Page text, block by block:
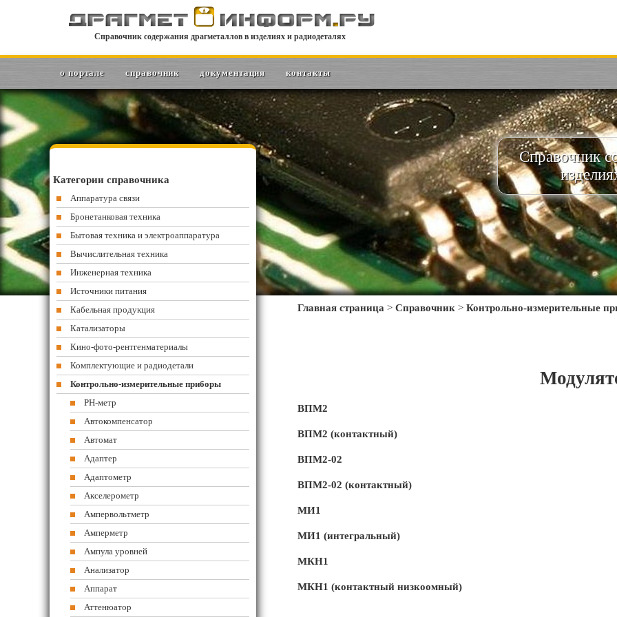
Справочник содержания драгметаллов в изделиях и радиодеталях
о портале справочник документация контакты
Справочник
Главная страница > Справочник > Контрольно-измерительные
ВПМ2
ВПМ2 (контактный)
ВПМ2-02
ВПМ2-02 (контактный)
МИ1
МИ1 (интегральный)
МКН1
МКН1 (контактный низкоомный)
Категории справочника
Аппаратура связи
Бронетанковая техника
Бытовая техника и электроаппаратура
Вычислительная техника
Инженерная техника
Источники питания
Кабельная продукция
Катализаторы
Кино-фото-рентгенматериалы
Комплектующие и радиодетали
Контрольно-измерительные приборы
PH-метр
Автокомпенсатор
Автомат
Адаптер
Адаптометр
Акселерометр
Ампервольтметр
Амперметр
Ампула уровней
Анализатор
Аппарат
Аттенюатор